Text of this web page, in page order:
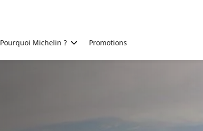
Pourquoi Michelin ? Promotions